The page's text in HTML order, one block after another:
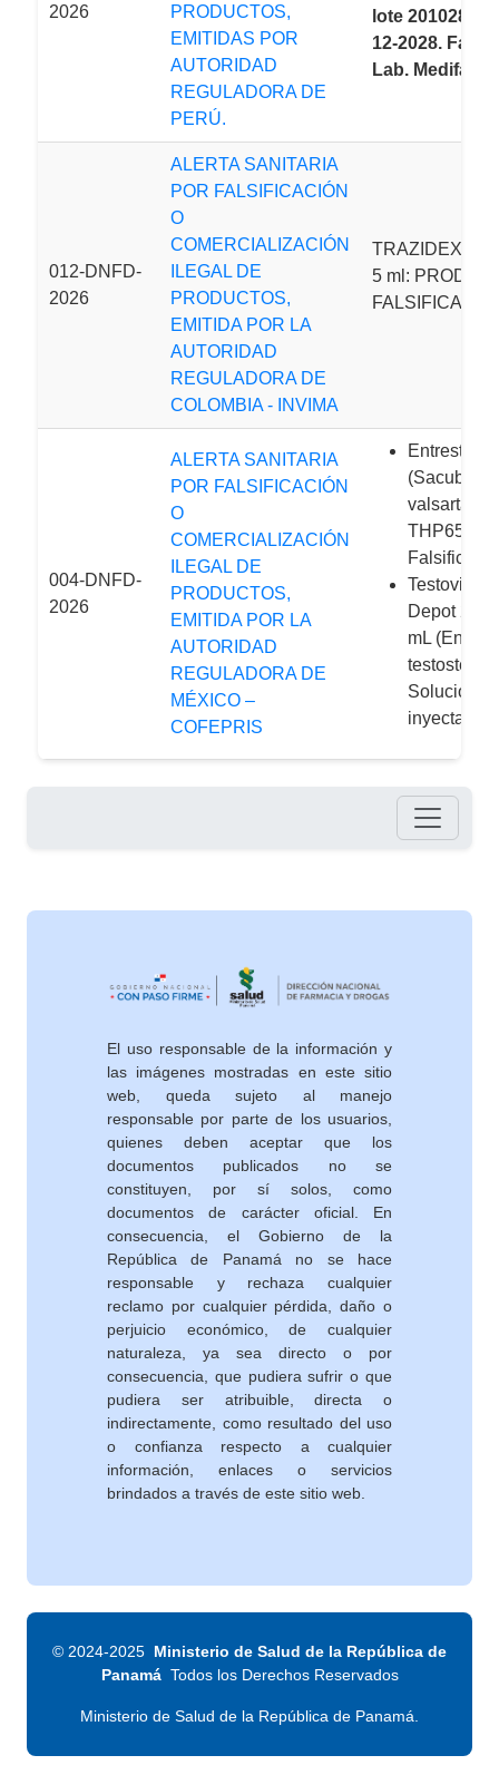
2026
PRODUCTOS,
EMITIDAS POR
AUTORIDAD
REGULADORA DE
PERÚ.
lote 2010283
12-2028.
Lab.
012-DNFD-
2026
ALERTA SANITARIA
POR FALSIFICACIÓN
O
COMERCIALIZACIÓN
ILEGAL DE
PRODUCTOS,
EMITIDA POR LA
AUTORIDAD
REGULADORA DE
COLOMBIA - INVIMA
TRAZIDEX
5 ml:
FALSIFICADO
004-DNFD-
2026
ALERTA SANITARIA
POR FALSIFICACIÓN
O
COMERCIALIZACIÓN
ILEGAL DE
PRODUCTOS,
EMITIDA POR LA
AUTORIDAD
REGULADORA DE
MÉXICO –
COFEPRIS
Entresto®
(Sacubitrilo
valsartán)-
THP65
Falsificado,
Depot
mL
Solución
inyectable
El uso responsable de la información y
las imágenes mostradas en este sitio
web, queda sujeto al manejo
responsable por parte de los usuarios,
quienes deben aceptar que los
documentos publicados no se
constituyen, por sí solos, como
documentos de carácter oficial. En
consecuencia, el Gobierno de la
República de Panamá no se hace
responsable y rechaza cualquier
reclamo por cualquier pérdida, daño o
perjuicio económico, de cualquier
naturaleza, ya sea directo o por
consecuencia, que pudiera sufrir o que
pudiera ser atribuible, directa o
indirectamente, como resultado del uso
o confianza respecto a cualquier
información, enlaces o servicios
brindados a través de este sitio web.
© 2024-2025 Ministerio de Salud de la República de
Panamá Todos los Derechos Reservados
Ministerio de Salud de la República de Panamá.